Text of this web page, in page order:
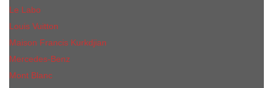
Le Labo
Louis Vuitton
Maison Francis Kurkdjian
Mercedes-Benz
Mont Blanc